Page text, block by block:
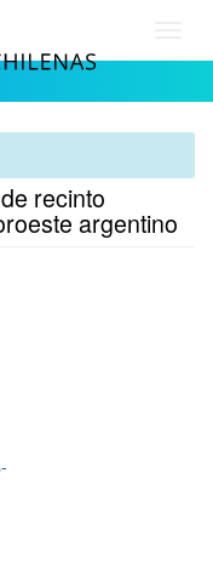
recinto
argentino